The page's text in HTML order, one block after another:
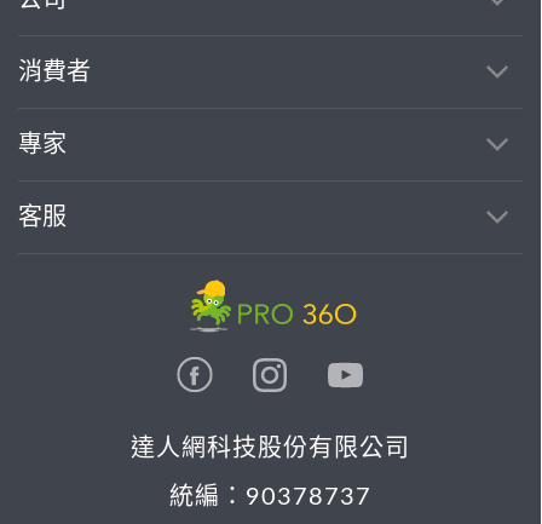
消費者
專家
客服
達人網科技股份有限公司
統編：90378737